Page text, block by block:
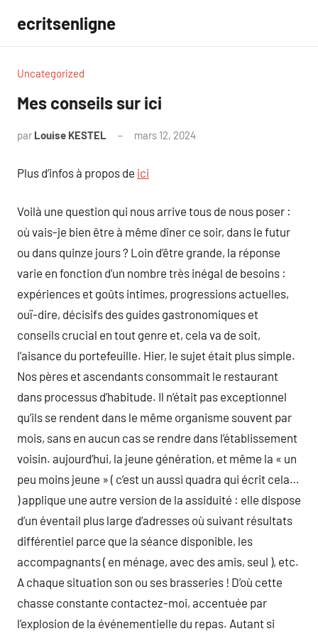
contenu
ecritsenligne
Uncategorized
Mes conseils sur ici
par Louise KESTEL mars 12, 2024
Plus d’infos à propos de ici
Voilà une question qui nous arrive tous de nous poser :
où vais-je bien être à même dîner ce soir, dans le futur
ou dans quinze jours ? Loin d’être grande, la réponse
varie en fonction d’un nombre très inégal de besoins :
expériences et goûts intimes, progressions actuelles,
ouï-dire, décisifs des guides gastronomiques et
conseils crucial en tout genre et, cela va de soit,
l’aisance du portefeuille. Hier, le sujet était plus simple.
Nos pères et ascendants consommait le restaurant
dans processus d’habitude. Il n’était pas exceptionnel
qu’ils se rendent dans le même organisme souvent par
mois, sans en aucun cas se rendre dans l’établissement
voisin. aujourd’hui, la jeune génération, et même la « un
peu moins jeune » ( c’est un aussi quadra qui écrit cela…
) applique une autre version de la assiduité : elle dispose
d’un éventail plus large d’adresses où suivant résultats
différentiel parce que la séance disponible, les
accompagnants ( en ménage, avec des amis, seul ), etc.
A chaque situation son ou ses brasseries ! D’où cette
chasse constante contactez-moi, accentuée par
l’explosion de la événementielle du repas. Autant si